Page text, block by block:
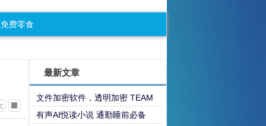
免费零食
最新文章
文件加密软件，透明加密 TEAM
版，适合团队和个人
有声AI悦读小说 通勤睡前必备